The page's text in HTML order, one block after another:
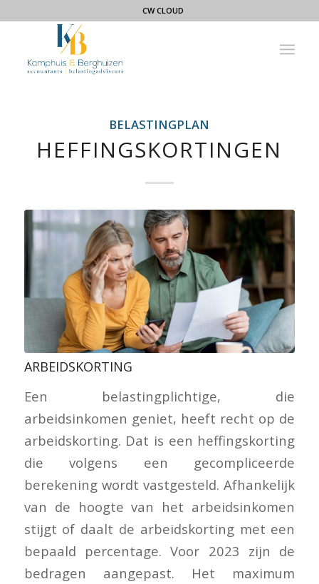
CW CLOUD
BELASTINGPLAN
HEFFINGSKORTINGEN
ARBEIDSKORTING
Een belastingplichtige, die
arbeidsinkomen geniet, heeft recht op de
arbeidskorting. Dat is een heffingskorting
die volgens een gecompliceerde
berekening wordt vastgesteld. Afhankelijk
van de hoogte van het arbeidsinkomen
stijgt of daalt de arbeidskorting met een
bepaald percentage. Voor 2023 zijn de
bedragen aangepast. Het maximum